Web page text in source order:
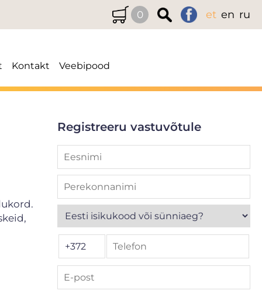
0 et en ru
Kontakt Veebipood
Registreeru vastuvõtule